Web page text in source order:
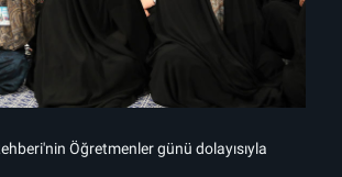
Öğretmenler günü dolayısıyla